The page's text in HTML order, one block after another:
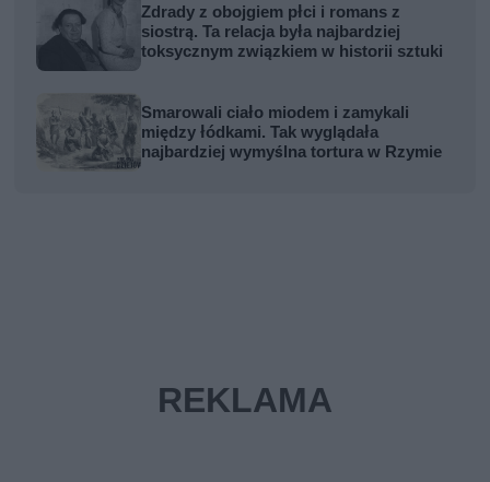
Zdrady z obojgiem płci i romans z
siostrą. Ta relacja była najbardziej
toksycznym związkiem w historii sztuki
Smarowali ciało miodem i zamykali
między łódkami. Tak wyglądała
najbardziej wymyślna tortura w Rzymie